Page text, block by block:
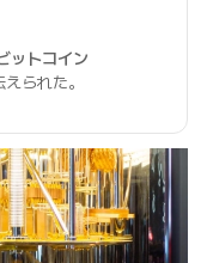
ットコイン
られた。